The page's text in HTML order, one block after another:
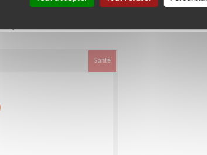
Santé